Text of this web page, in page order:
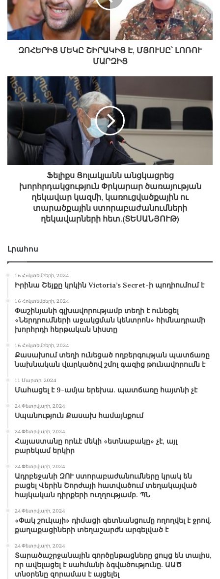
ԶՈՀԵՐԻՑ ՄԵԿԸ ՇԻՐԱԿԻՑ Է, ՄՅՈՒՍԸ՝ ԼՈՌՈՒ
ՄԱՐԶԻՑ
Ֆելիքս Ցոլակյանն անցկացրեց
խորհրդակցություն Փրկարար ծառայության
ղեկավար կազմի, կառուցվածքային ու
տարածքային ստորաբաժանումների
ղեկավարների հետ.(ՏԵՍԱՆՅՈՒԹ)
Լրահոս
16 Հոկտեմբերի, 2024
Իրինա Շեյքը կրկին Victoria’s Secret-ի պոդիումում է
16 Հոկտեմբերի, 2024
Փաշինյանի գլխավորությամբ տեղի է ունեցել
«Ներդրումների աջակցման կենտրոն» հիմնադրամի
խորհրդի հերթական նիստը
16 Հոկտեմբերի, 2024
Քասախում տեղի ունեցած ողբերգության պատճառը
նախնական վարկածով շմոլ գազից թունավորումն է
11 Մարտի, 2024
Մահացել է 9-ամյա երեխա. պատճառը հայտնի չէ
24 Փետրվարի, 2024
Սպանություն Քասախ համայնքում
24 Փետրվարի, 2024
Հայաստանը որևէ մեկի «ետնաբակը» չէ, այլ
բարեկամ երկիր
24 Փետրվարի, 2024
Ադրբեջանի ԶՈՒ ստորաբաժանումները կրակ են
բացել Վերին Շորժայի հատվածում տեղակայված
հայկական դիրքերի ուղղությամբ. ՊՆ
24 Փետրվարի, 2024
«Փակ շուկայի» դիմացի գետնանցումը ողողվել է ջրով.
քաղաքացիների տեղաշարժն արգելված է
24 Փետրվարի, 2024
Տարածաշրջանային գործընթացները ցույց են տալիս,
որ ավելացել է սահմանի ձգվածությունը. ԱԱԾ
տնօրենը զորամաս է այցելել